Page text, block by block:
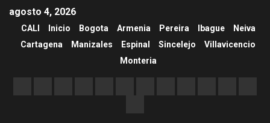
agosto 4, 2026
CALI Inicio Bogota Armenia Pereira Ibague
Neiva
Cartagena
Manizales Espinal Sincelejo
Villavicencio
Monteria